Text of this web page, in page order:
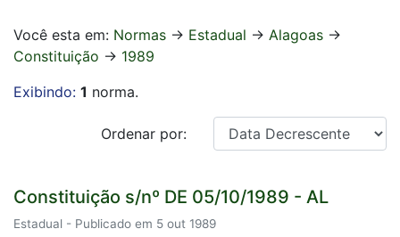
Você esta em: Normas -> Estadual -> Alagoas ->
Constituição -> 1989
Exibindo: 1 norma.
Ordenar por:
Constituição s/nº DE 05/10/1989 - AL
Estadual - Publicado em 5 out 1989